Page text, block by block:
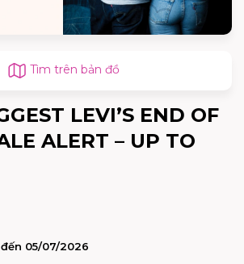
Tìm trên bản đồ
LEVI’S END OF
ALERT – UP TO
05/07/2026